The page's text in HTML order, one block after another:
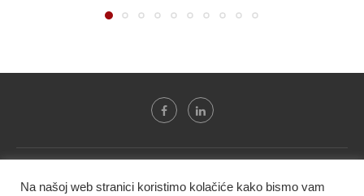
BIF PRESS doo" i ne smeju se presnositi niti koristiti, delimično
Na našoj web stranici koristimo kolačiće kako bismo vam